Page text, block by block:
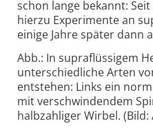
schon lange bekannt:
hierzu Experimente an
einige Jahre später dann
Abb.: In supraflüssigem
unterschiedliche Arten
entstehen: Links ein
mit verschwindendem
halbzahliger Wirbel. (Bild: